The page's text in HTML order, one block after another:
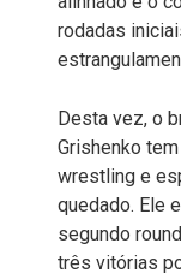
rodadas
Desta vez, o
Grishenko
wrestling e
quedado. Ele
segundo
três vitórias